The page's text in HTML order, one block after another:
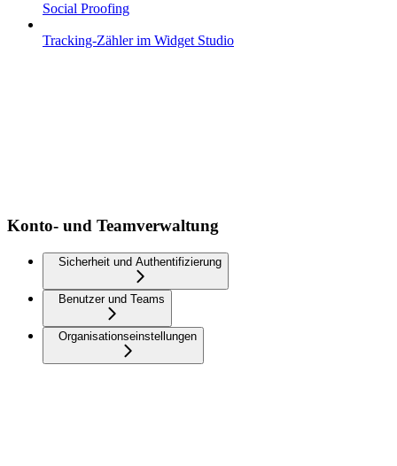
Social Proofing
Tracking-Zähler im Widget Studio
Konto- und Teamverwaltung
Sicherheit und Authentifizierung
Benutzer und Teams
Organisationseinstellungen